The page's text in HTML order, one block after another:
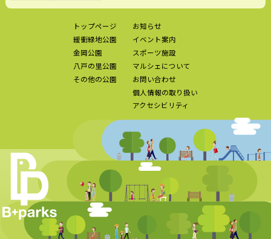
トップページ
緩衝緑地公園
金岡公園
八戸の里公園
その他の公園
お知らせ
イベント案内
スポーツ施設
マルシェについて
お問い合わせ
個人情報の取り扱い
アクセシビリティ